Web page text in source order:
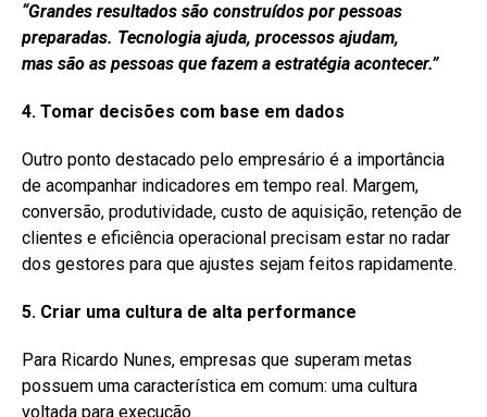
“Grandes resultados são construídos por pessoas
preparadas. Tecnologia ajuda, processos ajudam,
mas são as pessoas que fazem a estratégia acontecer.”
4. Tomar decisões com base em dados
Outro ponto destacado pelo empresário é a importância
de acompanhar indicadores em tempo real. Margem,
conversão, produtividade, custo de aquisição, retenção de
clientes e eficiência operacional precisam estar no radar
dos gestores para que ajustes sejam feitos rapidamente.
5. Criar uma cultura de alta performance
Para Ricardo Nunes, empresas que superam metas
possuem uma característica em comum: uma cultura
voltada para execução.